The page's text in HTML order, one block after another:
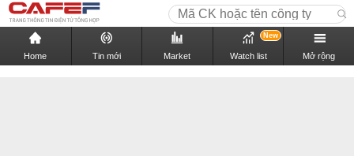
Home Tin mới Market Watch list
New
Mở rộng